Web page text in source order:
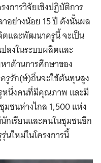
การวิจัยเชิงปฏิบัติการ
อย่างน้อย 15 ปี ดังนั้นผล
และพัฒนาครูนี้ จะเป็น
ลงในระบบผลิตและ
ด้านการศึกษาของ
รูรัก(ษ์)ถิ่นจะใช้ต้นทุนสูง
หนึ่งคนที่มีคุณภาพ และมี
ชนห่างไกล 1,500 แห่ง
กเรียนและคนในชุมชนอีก
นใหม่ในโครงการนี้